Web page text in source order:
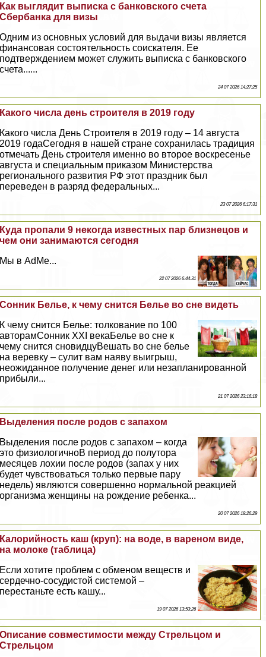
Как выглядит выписка с банковского счета
Сбербанка для визы
Одним из основных условий для выдачи визы является
финансовая состоятельность соискателя. Ее
подтверждением может служить выписка с банковского
счета......
24 07 2026 14:27:25
Какого числа день строителя в 2019 году
Какого числа День Строителя в 2019 году – 14 августа
2019 годаСегодня в нашей стране сохранилась традиция
отмечать День строителя именно во второе воскресенье
августа и специальным приказом Министерства
регионального развития РФ этот праздник был
переведен в разряд федеральных...
23 07 2026 6:17:31
Куда пропали 9 некогда известных пар близнецов и
чем они занимаются сегодня
Мы в AdMe...
22 07 2026 6:44:31
Сонник Белье, к чему снится Белье во сне видеть
К чему снится Белье: толкование по 100
авторамСонник XXI векаБелье во сне к
чему снится сновидцуВешать во сне белье
на веревку – сулит вам наяву выигрыш,
неожиданное получение денег или незапланированной
прибыли...
21 07 2026 23:16:18
Выделения после родов с запахом
Выделения после родов с запахом – когда
это физиологичноВ период до полутора
месяцев лохии после родов (запах у них
будет чувствоваться только первые пару
недель) являются совершенно нормальной реакцией
организма женщины на рождение ребенка...
20 07 2026 18:26:29
Калорийность каш (круп): на воде, в вареном виде,
на молоке (таблица)
Если хотите проблем с обменом веществ и
сердечно-сосудистой системой –
перестаньте есть кашу...
19 07 2026 13:53:26
Описание совместимости между Стрельцом и
Стрельцом